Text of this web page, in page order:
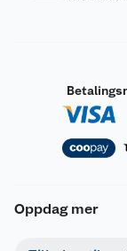
Oppdag mer